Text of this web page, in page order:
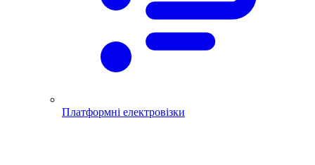
Платформні електровізки